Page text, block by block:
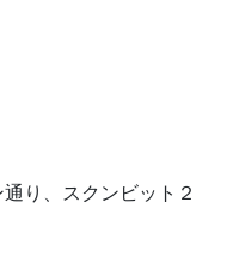
り、スクンビット２